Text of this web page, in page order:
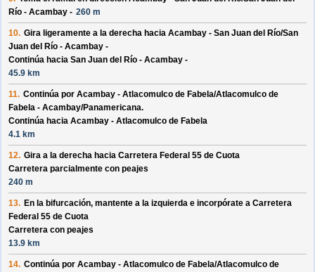
Río - Acambay - 260 m
10. Gira ligeramente a la derecha hacia Acambay - San Juan del Río/San
Juan del Río - Acambay -
Continúa hacia San Juan del Río - Acambay -
45.9 km
11. Continúa por Acambay - Atlacomulco de Fabela/Atlacomulco de
Fabela - Acambay/Panamericana.
Continúa hacia Acambay - Atlacomulco de Fabela
4.1 km
12. Gira a la derecha hacia Carretera Federal 55 de Cuota
Carretera parcialmente con peajes
240 m
13. En la bifurcación, mantente a la izquierda e incorpórate a Carretera
Federal 55 de Cuota
Carretera con peajes
13.9 km
14. Continúa por Acambay - Atlacomulco de Fabela/Atlacomulco de